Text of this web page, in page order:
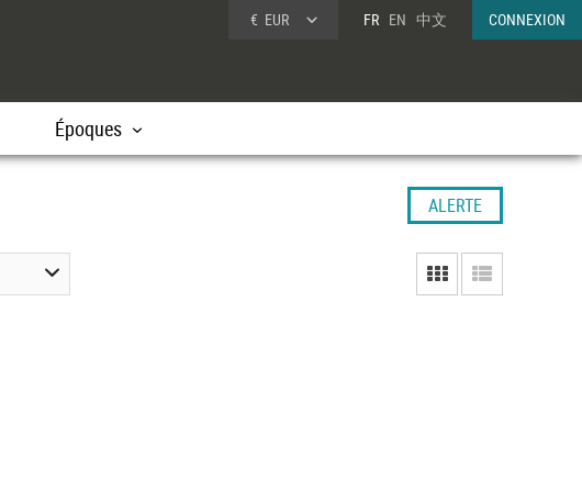
€ EUR FR EN 中文 CONNEXION
Époques
ALERTE